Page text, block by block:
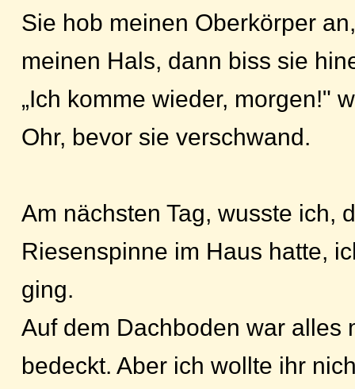
Sie hob meinen Oberkörper
meinen Hals, dann biss sie
„Ich komme wieder, morgen!"
Ohr, bevor sie verschwand.
Am nächsten Tag, wusste ich,
Riesenspinne im Haus hatte,
ging.
Auf dem Dachboden war alles
bedeckt. Aber ich wollte ihr